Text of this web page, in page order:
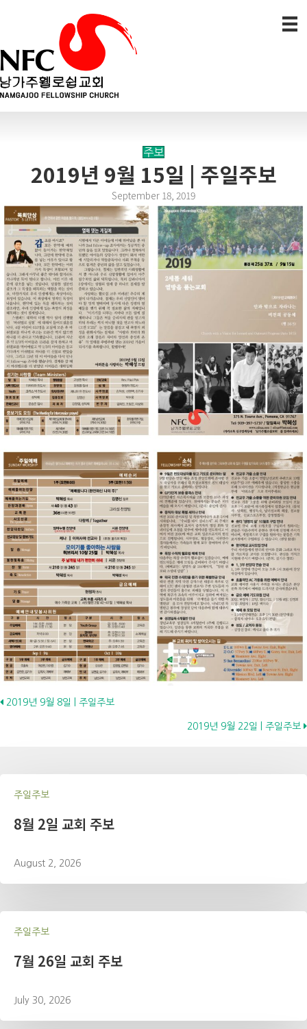
주보
2019년 9월 15일 | 주일주보
September 18, 2019
Posts
2019년 9월 8일 | 주일주보
2019년 9월 22일 | 주일주보
주일주보
8월 2일 교회 주보
August 2, 2026
주일주보
7월 26일 교회 주보
July 30, 2026